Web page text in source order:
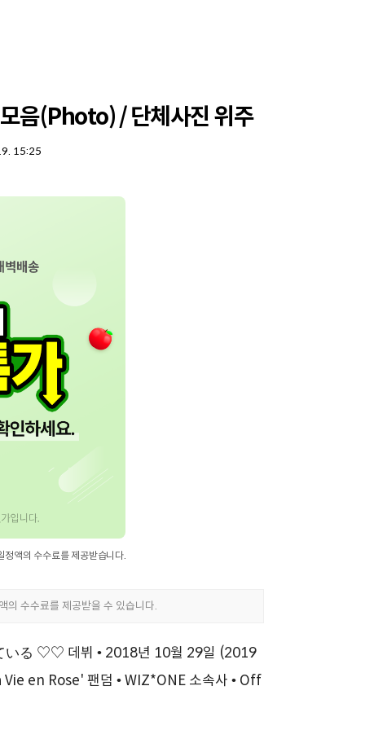
음(Photo) / 단체사진 위주
15:25
いる ♡♡ 데뷔 • 2018년 10월 29일 (2019
Vie en Rose' 팬덤 • WIZ*ONE 소속사 • Off